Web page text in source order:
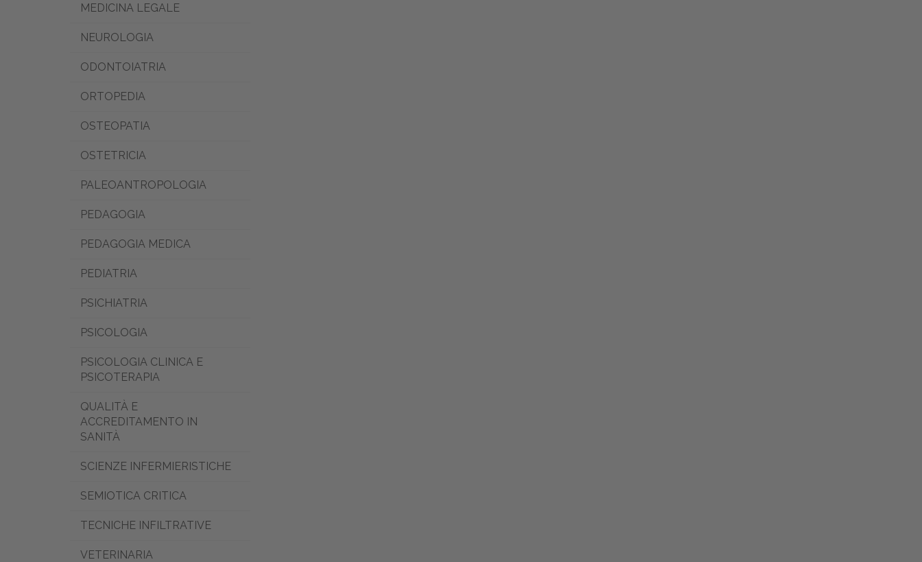
MEDICINA LEGALE
NEUROLOGIA
ODONTOIATRIA
ORTOPEDIA
OSTEOPATIA
OSTETRICIA
PALEOANTROPOLOGIA
PEDAGOGIA
PEDAGOGIA MEDICA
PEDIATRIA
PSICHIATRIA
PSICOLOGIA
PSICOLOGIA CLINICA E
PSICOTERAPIA
QUALITÀ E
ACCREDITAMENTO IN
SANITÀ
SCIENZE INFERMIERISTICHE
SEMIOTICA CRITICA
TECNICHE INFILTRATIVE
VETERINARIA